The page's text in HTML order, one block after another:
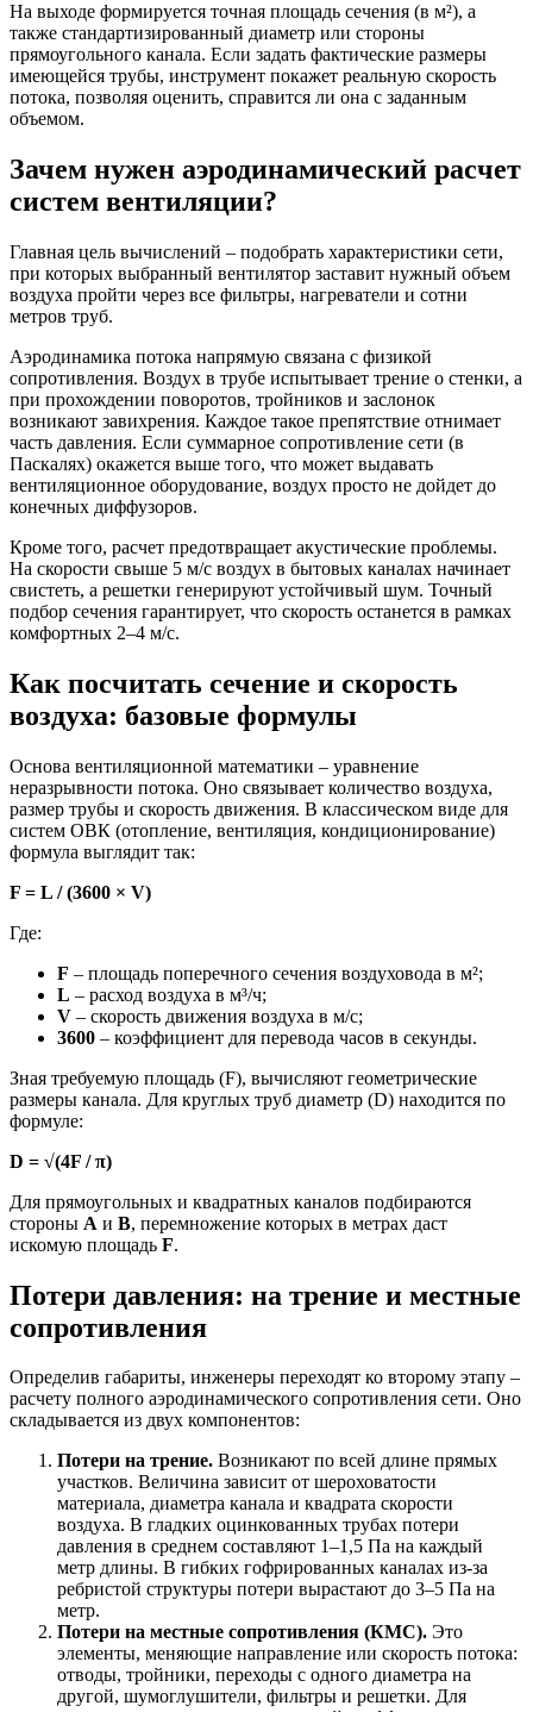
На выходе формируется точная площадь сечения (в м²), а
также стандартизированный диаметр или стороны
прямоугольного канала. Если задать фактические размеры
имеющейся трубы, инструмент покажет реальную скорость
потока, позволяя оценить, справится ли она с заданным
объемом.
Зачем нужен аэродинамический расчет
систем вентиляции?
Главная цель вычислений – подобрать характеристики сети,
при которых выбранный вентилятор заставит нужный объем
воздуха пройти через все фильтры, нагреватели и сотни
метров труб.
Аэродинамика потока напрямую связана с физикой
сопротивления. Воздух в трубе испытывает трение о стенки, а
при прохождении поворотов, тройников и заслонок
возникают завихрения. Каждое такое препятствие отнимает
часть давления. Если суммарное сопротивление сети (в
Паскалях) окажется выше того, что может выдавать
вентиляционное оборудование, воздух просто не дойдет до
конечных диффузоров.
Кроме того, расчет предотвращает акустические проблемы.
На скорости свыше 5 м/с воздух в бытовых каналах начинает
свистеть, а решетки генерируют устойчивый шум. Точный
подбор сечения гарантирует, что скорость останется в рамках
комфортных 2–4 м/с.
Как посчитать сечение и скорость
воздуха: базовые формулы
Основа вентиляционной математики – уравнение
неразрывности потока. Оно связывает количество воздуха,
размер трубы и скорость движения. В классическом виде для
систем ОВК (отопление, вентиляция, кондиционирование)
формула выглядит так:
F = L / (3600 × V)
Где:
F – площадь поперечного сечения воздуховода в м²;
L – расход воздуха в м³/ч;
V – скорость движения воздуха в м/с;
3600 – коэффициент для перевода часов в секунды.
Зная требуемую площадь (F), вычисляют геометрические
размеры канала. Для круглых труб диаметр (D) находится по
формуле:
D = √(4F / π)
Для прямоугольных и квадратных каналов подбираются
стороны A и B, перемножение которых в метрах даст
искомую площадь F.
Потери давления: на трение и местные
сопротивления
Определив габариты, инженеры переходят ко второму этапу –
расчету полного аэродинамического сопротивления сети. Оно
складывается из двух компонентов:
Потери на трение. Возникают по всей длине прямых
участков. Величина зависит от шероховатости
материала, диаметра канала и квадрата скорости
воздуха. В гладких оцинкованных трубах потери
давления в среднем составляют 1–1,5 Па на каждый
метр длины. В гибких гофрированных каналах из-за
ребристой структуры потери вырастают до 3–5 Па на
метр.
Потери на местные сопротивления (КМС). Это
элементы, меняющие направление или скорость потока:
отводы, тройники, переходы с одного диаметра на
другой, шумоглушители, фильтры и решетки. Для